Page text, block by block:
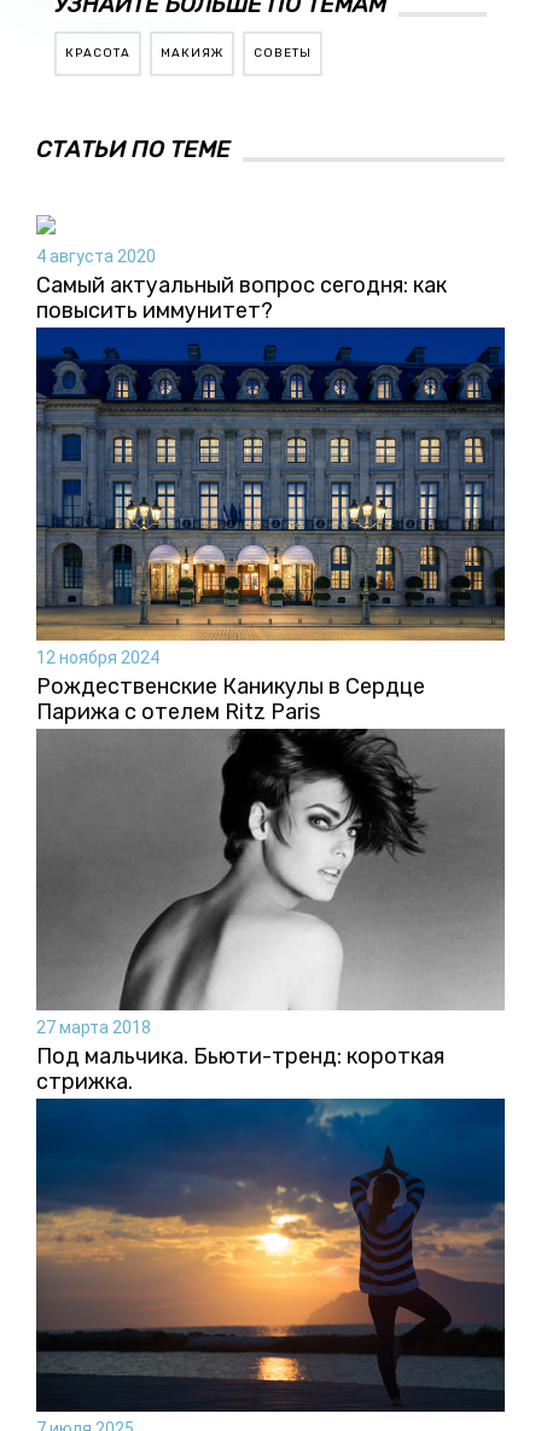
КРАСОТА МАКИЯЖ СОВЕТЫ
СТАТЬИ ПО ТЕМЕ
4 августа 2020
Самый актуальный вопрос сегодня: как
повысить иммунитет?
12 ноября 2024
Рождественские Каникулы в Сердце
Парижа с отелем Ritz Paris
27 марта 2018
Под мальчика. Бьюти-тренд: короткая
стрижка.